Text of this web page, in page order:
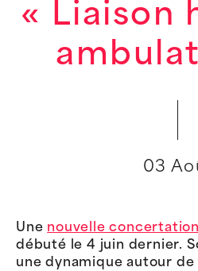
« Liaison
03
Une nouvelle
débuté le 4 juin dernier.
une dynamique autour